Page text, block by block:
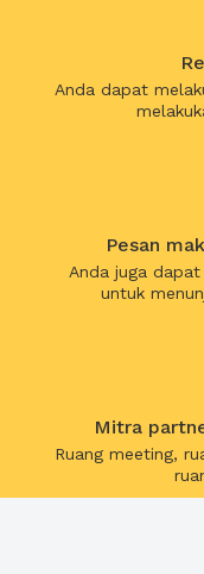
Anda dapat
Pesan
Anda juga
untuk
Mitra
Ruang meeting,